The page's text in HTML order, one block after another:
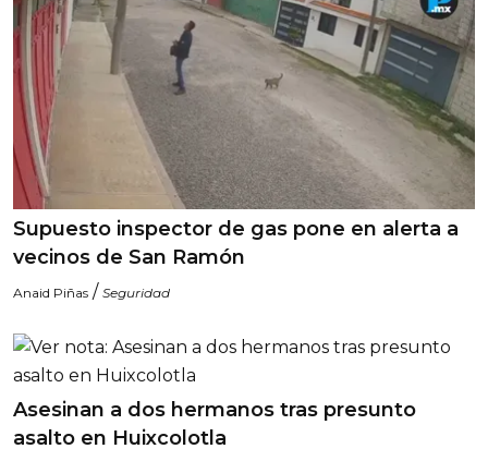
Supuesto inspector de gas pone en alerta a
vecinos de San Ramón
Anaid Piñas / Seguridad
Asesinan a dos hermanos tras presunto
asalto en Huixcolotla